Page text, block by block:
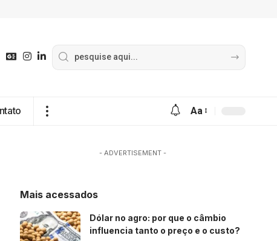
Aa
- ADVERTISEMENT -
Mais acessados
Dólar no agro: por que o câmbio
influencia tanto o preço e o custo?